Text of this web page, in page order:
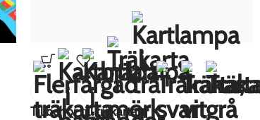
Tillbehör till träkartan